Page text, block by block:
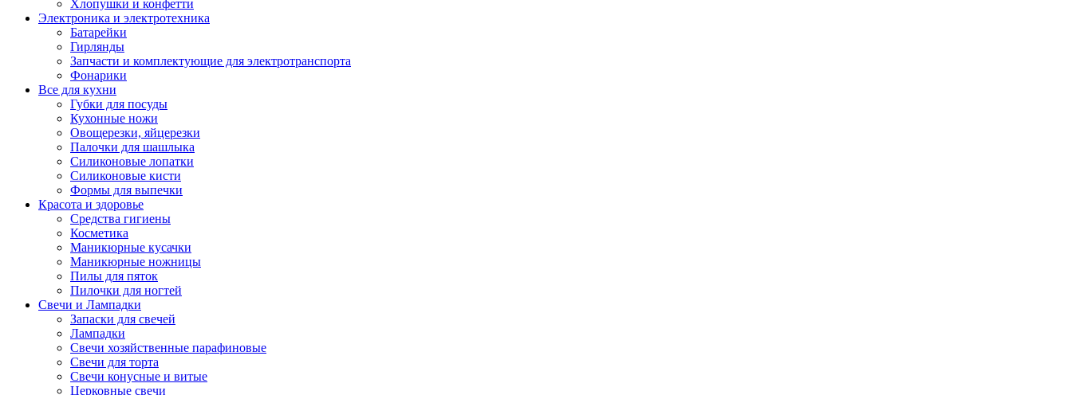
Хлопушки и конфетти
Электроника и электротехника
Батарейки
Гирлянды
Запчасти и комплектующие для электротранспорта
Фонарики
Все для кухни
Губки для посуды
Кухонные ножи
Овощерезки, яйцерезки
Палочки для шашлыка
Силиконовые лопатки
Силиконовые кисти
Формы для выпечки
Красота и здоровье
Средства гигиены
Косметика
Маникюрные кусачки
Маникюрные ножницы
Пилы для пяток
Пилочки для ногтей
Свечи и Лампадки
Запаски для свечей
Лампадки
Свечи хозяйственные парафиновые
Свечи для торта
Свечи конусные и витые
Церковные свечи